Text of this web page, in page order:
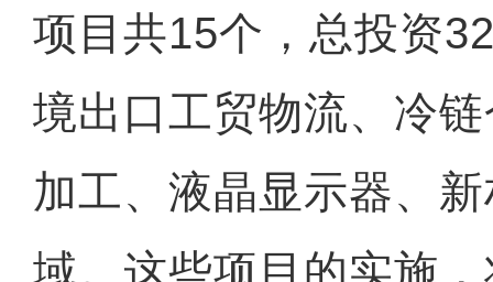
项目共15个，总投资
境出口工贸物流、冷
加工、液晶显示器、
域。这些项目的实施